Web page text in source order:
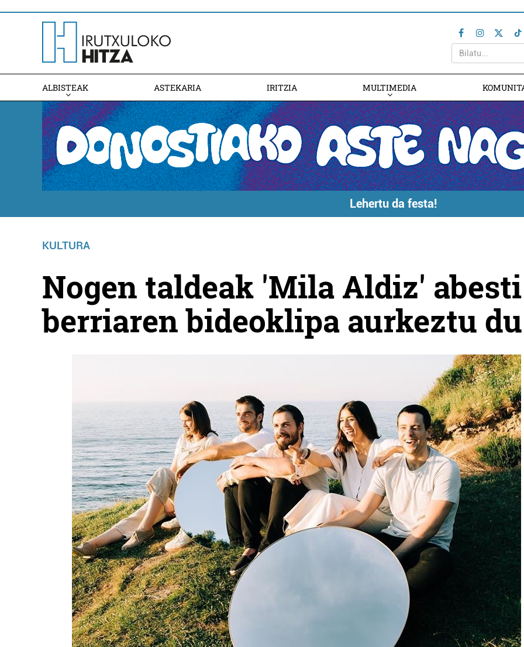
ALBISTEAK ASTEKARIA IRITZIA MULTIMEDIA
Lehertu da festa!
KULTURA
Nogen taldeak 'Mila Aldiz' abesti
berriaren bideoklipa aurkeztu du